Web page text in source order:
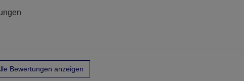
Bewertungen anzeigen